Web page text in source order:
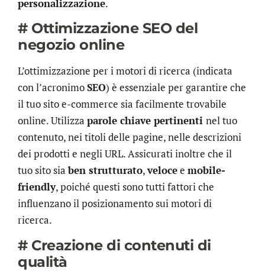
personalizzazione.
# Ottimizzazione SEO del
negozio online
L’ottimizzazione per i motori di ricerca (indicata
con l’acronimoSEO) è essenziale per garantire che
il tuo sito e-commerce sia facilmente trovabile
online. Utilizza parole chiave pertinenti nel tuo
contenuto, nei titoli delle pagine, nelle descrizioni
dei prodotti e negli URL. Assicurati inoltre che il
tuo sito siaben strutturato,velocee mobile-
friendly, poiché questi sono tutti fattori che
influenzano il posizionamento sui motori di
ricerca.
# Creazione di contenuti di
qualità